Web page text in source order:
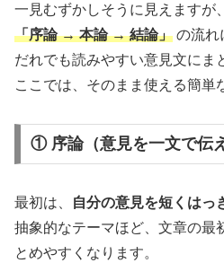
一見むずかしそうに見えますが、
「序論 → 本論 → 結論」 の流れ
だれでも読みやすい意見文にま
ここでは、そのまま使える簡単
① 序論（意見を一文で伝
最初は、 自分の意見を短くはっ
抽象的なテーマほど、文章の最
とめやすくなります。